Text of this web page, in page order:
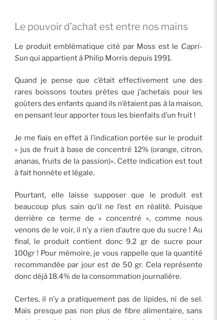
Le pouvoir d’achat est entre nos mains
Le produit emblématique cité par Moss est le Capri-
Sun qui appartient à Philip Morris depuis 1991.
Quand je pense que c’était effectivement une des
rares boissons toutes prêtes que j’achetais pour les
goûters des enfants quand ils n’étaient pas à la maison,
en pensant leur apporter tous les bienfaits d’un fruit !
Je me fiais en effet à l’indication portée sur le produit
« jus de fruit à base de concentré 12% (orange, citron,
ananas, fruits de la passion)». Cette indication est tout
à fait honnête et légale.
Pourtant, elle laisse supposer que le produit est
beaucoup plus sain qu’il ne l’est en réalité. Puisque
derrière ce terme de « concentré », comme nous
venons de le voir, il n’y a rien d’autre que du sucre ! Au
final, le produit contient donc 9.2 gr de sucre pour
100gr ! Pour mémoire, je vous rappelle que la quantité
recommandée par jour est de 50 gr. Cela représente
donc déjà 18.4% de la consommation journalière.
Certes, il n’y a pratiquement pas de lipides, ni de sel.
Mais presque pas non plus de fibre alimentaire, sans